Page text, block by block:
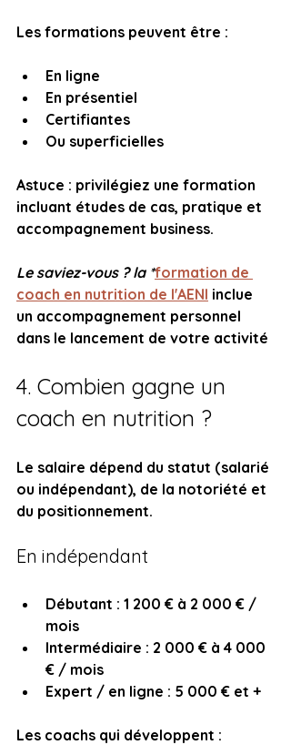
Les formations peuvent être :
En ligne
En présentiel
Certifiantes
Ou superficielles
Astuce : privilégiez une formation
incluant études de cas, pratique et
accompagnement business.
Le saviez-vous ? la *formation de
coach en nutrition de l'AENI inclue
un accompagnement personnel
dans le lancement de votre activité
4. Combien gagne un
coach en nutrition ?
Le salaire dépend du statut (salarié
ou indépendant), de la notoriété et
du positionnement.
En indépendant
Débutant : 1 200 € à 2 000 € /
mois
Intermédiaire : 2 000 € à 4 000
€ / mois
Expert / en ligne : 5 000 € et +
Les coachs qui développent :